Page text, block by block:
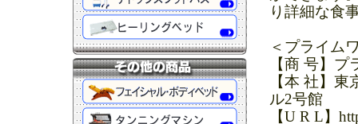
り詳細な食
＜プライム
【商 号】
【本 社】
ル2号館
【U R L】